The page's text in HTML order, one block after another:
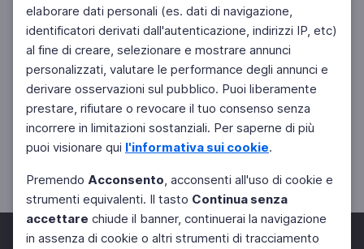
elaborare dati personali (es. dati di navigazione,
identificatori derivati dall'autenticazione, indirizzi IP, etc)
al fine di creare, selezionare e mostrare annunci
personalizzati, valutare le performance degli annunci e
derivare osservazioni sul pubblico. Puoi liberamente
prestare, rifiutare o revocare il tuo consenso senza
incorrere in limitazioni sostanziali. Per saperne di più
puoi visionare qui l'informativa sui cookie.
Premendo Acconsento, acconsenti all'uso di cookie e
strumenti equivalenti. Il tasto Continua senza
accettare chiude il banner, continuerai la navigazione
in assenza di cookie o altri strumenti di tracciamento